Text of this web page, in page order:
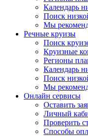
Календарь
Поиск
Мы
Речные круизы
Поиск
Круизные
Регионы
Календарь
Поиск
Мы
Онлайн сервисы
Оставить
Личный
Проверить
Способы